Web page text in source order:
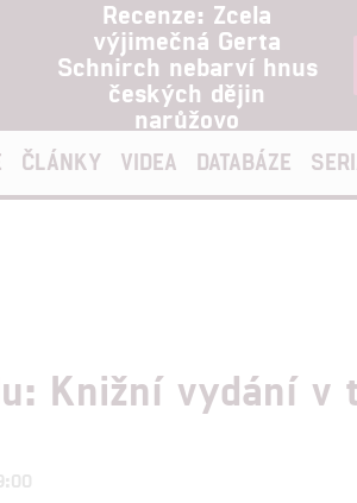
Recenze: Zcela
výjimečná Gerta
Schnirch nebarví hnus
českých dějin
narůžovo
ČLÁNKY VIDEA DATABÁZE
Knižní vydání v